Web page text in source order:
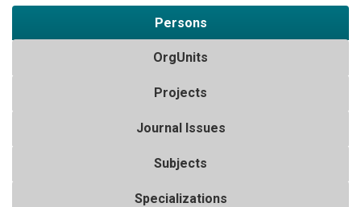
Persons
OrgUnits
Projects
Journal Issues
Subjects
Specializations